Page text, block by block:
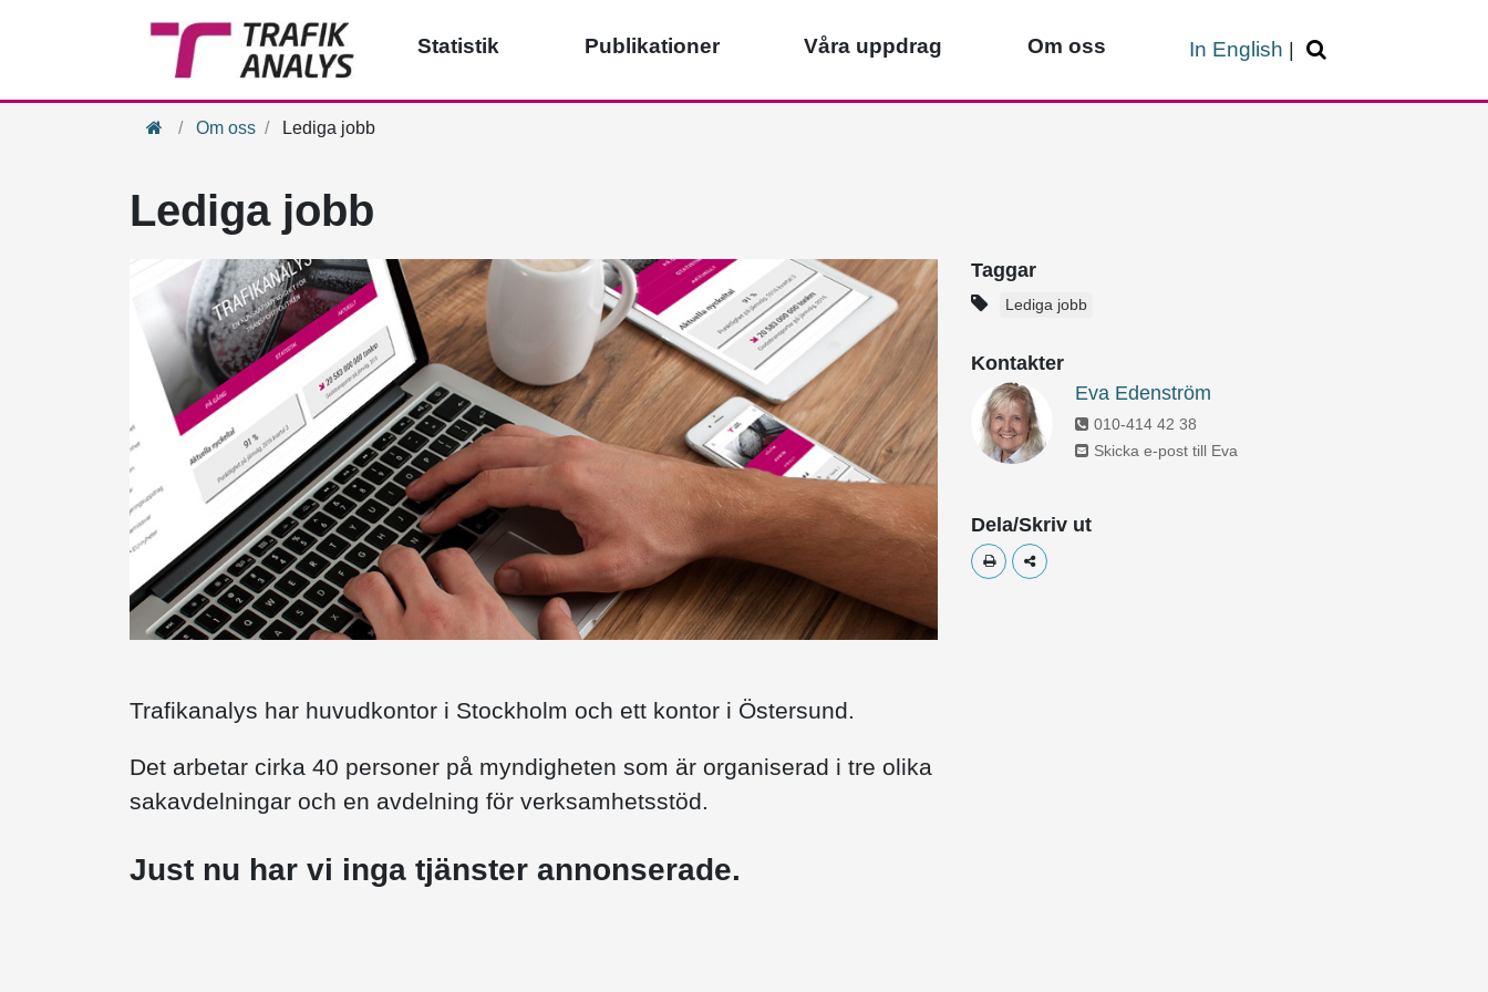
Statistik Publikationer Våra uppdrag Om oss In English
HemOm oss Lediga jobb
Lediga jobb
Trafikanalys har huvudkontor i Stockholm och ett kontor i Östersund.
Det arbetar cirka 40 personer på myndigheten som är organiserad i tre olika
sakavdelningar och en avdelning för verksamhetsstöd.
Just nu har vi inga tjänster annonserade.
Taggar
Lediga jobb
Kontakter
Eva Edenström
010-414 42 38
Skicka e-post till Eva
Dela/Skriv ut
Skriv utDela